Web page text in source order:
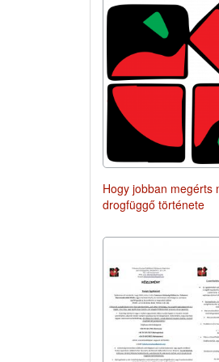
Hogy jobban megérts
drogfüggő története